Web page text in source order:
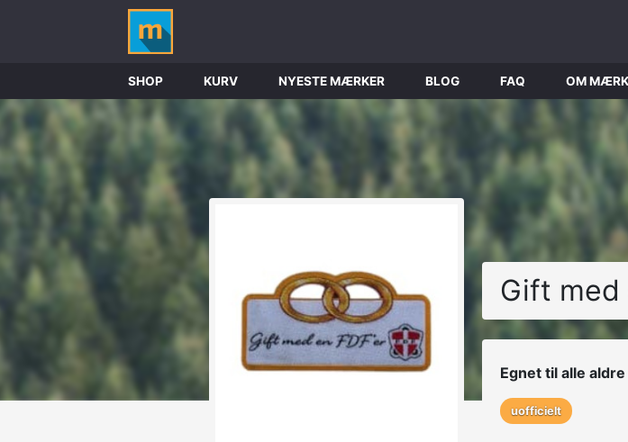
SHOP KURV NYESTE MÆRKER BLOG FAQ OM
Gift med
Egnet til alle aldre
uofficielt